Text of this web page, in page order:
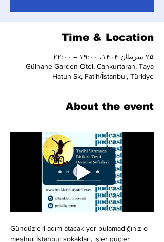
Time & Location
۲۵ سرطان ۱۴۰۴، ۱۹:۰۰ – ۲۲:۰۰
Gülhane Garden Otel, Cankurtaran, Taya
Hatun Sk, Fatih/İstanbul, Türkiye
About the event
Gündüzleri adım atacak yer bulamadığınız o
meşhur İstanbul sokakları, işler güçler